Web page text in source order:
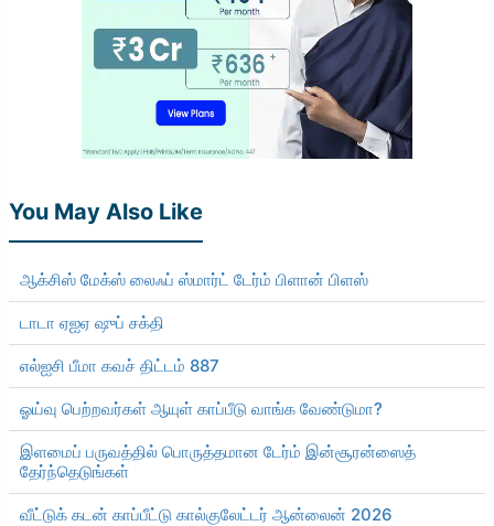
You May Also Like
ஆக்சிஸ் மேக்ஸ் லைஃப் ஸ்மார்ட் டேர்ம் பிளான் பிளஸ்
டாடா ஏஐஏ ஷுப் சக்தி
எல்ஐசி பீமா கவச் திட்டம் 887
ஓய்வு பெற்றவர்கள் ஆயுள் காப்பீடு வாங்க வேண்டுமா?
இளமைப் பருவத்தில் பொருத்தமான டேர்ம் இன்சூரன்ஸைத்
தேர்ந்தெடுங்கள்
வீட்டுக் கடன் காப்பீட்டு கால்குலேட்டர் ஆன்லைன் 2026